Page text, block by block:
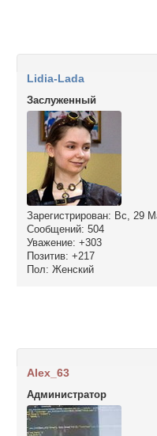
Lidia-Lada
Заслуженный
Зарегистрирован: Вс, 29
Сообщений: 504
Уважение: +303
Позитив: +217
Пол: Женский
Alex_63
Администратор